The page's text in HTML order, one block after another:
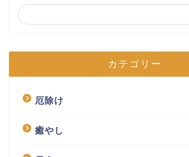
カテゴリー
厄除け
癒やし